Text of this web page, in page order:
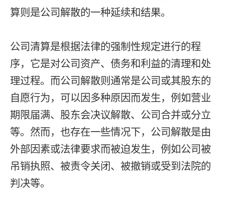
算则是公司解散的一种延续和结果。
公司清算是根据法律的强制性规定进行的程
序，它是对公司资产、债务和利益的清理和处
理过程。而公司解散则通常是公司或其股东的
自愿行为，可以因多种原因而发生，例如营业
期限届满、股东会决议解散、公司合并或分立
等。然而，也存在一些情况下，公司解散是由
外部因素或法律要求而被迫发生，例如公司被
吊销执照、被责令关闭、被撤销或受到法院的
判决等。